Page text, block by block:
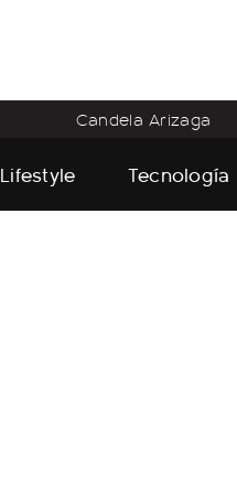
Candela Arizaga
Lifestyle Tecnología